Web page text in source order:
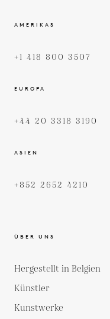
AMERIKAS
+1 418 800 3507
EUROPA
+44 20 3318 3190
ASIEN
+852 2652 4210
ÜBER UNS
Hergestellt in Belgien
Künstler
Kunstwerke